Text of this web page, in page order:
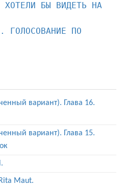
ХОТЕЛИ БЫ ВИДЕТЬ НА
ГОЛОСОВАНИЕ ПО
вариант). Глава 16.
вариант). Глава 15.
Maut.